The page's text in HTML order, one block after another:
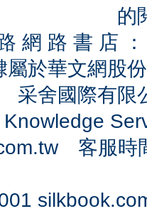
的
網 路 書 店
屬於華文網股
采舍國際有
Knowledge
客服時